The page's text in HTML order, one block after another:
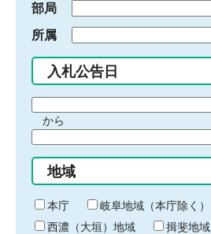
部局
所属
入札公告日
間
始
り
から
間
終
わ
り
地域
本庁
岐阜地域（本庁除く）
西濃（大垣）地域
揖斐地域